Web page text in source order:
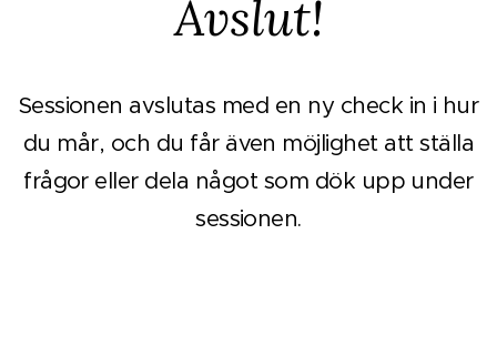
Avslut!
Sessionen avslutas med en ny check in i hur
du mår, och du får även möjlighet att ställa
frågor eller dela något som dök upp under
sessionen.